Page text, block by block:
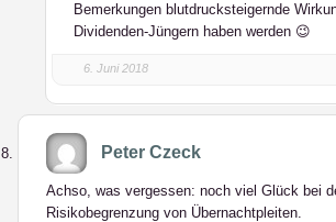
Bemerkungen blutdrucksteigernde
Dividenden-Jüngern haben werden 😉
6. Juni 2018
Peter Czeck
Achso, was vergessen: noch viel Glück bei
Risikobegrenzung von Übernachtpleiten.